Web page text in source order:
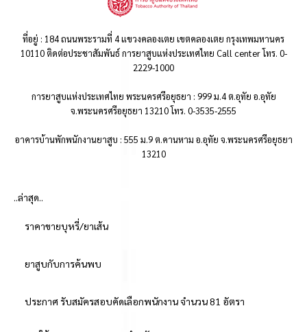
ที่อยู่ : 184 ถนนพระรามที่ 4 แขวงคลองเตย เขตคลองเตย กรุงเทพมหานคร
10110 ติดต่อประชาสัมพันธ์ การยาสูบแห่งประเทศไทย Call center โทร. 0-
2229-1000
การยาสูบแห่งประเทศไทย พระนครศรีอยุธยา : 999 ม.4 ต.อุทัย อ.อุทัย
จ.พระนครศรีอยุธยา 13210 โทร. 0-3535-2555
อาคารบ้านพักพนักงานยาสูบ : 555 ม.9 ต.คานหาม อ.อุทัย จ.พระนครศรีอยุธยา
13210
..ล่าสุด..
ราคาขายบุหรี่/ยาเส้น
ยาสูบกับการค้นพบ
ประกาศ รับสมัครสอบคัดเลือกพนักงาน จำนวน 81 อัตรา